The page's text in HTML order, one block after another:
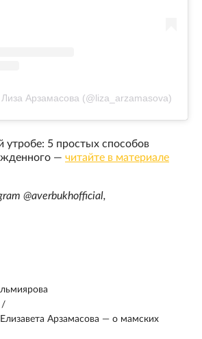
Арзамасова (@liza_arzamasova)
утробе: 5 простых способов
— читайте в материале
@averbukhofficial,
/
Арзамасова — о мамских